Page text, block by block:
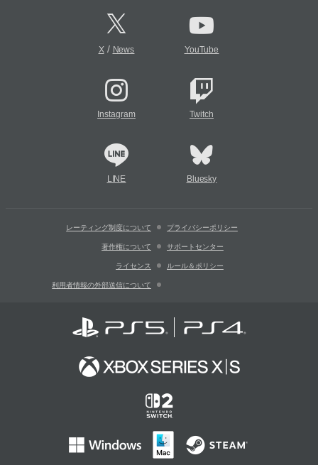
X/ News YouTube
Instagram Twitch
LINE Bluesky
レーティング制度について プライバシーポリシー
著作権について サポートセンター
ライセンス ルール＆ポリシー
利用者情報の外部送信について